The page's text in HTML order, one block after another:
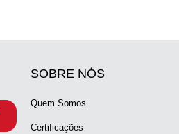
SOBRE NÓS
Quem Somos
Certificações